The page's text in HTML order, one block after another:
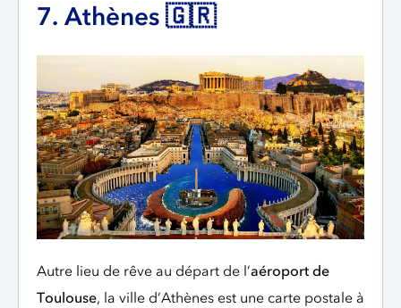
7. Athènes 🇬🇷
Autre lieu de rêve au départ de l’aéroport de
Toulouse, la ville d’Athènes est une carte postale à